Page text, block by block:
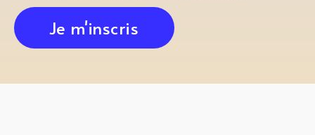
Je m'inscris